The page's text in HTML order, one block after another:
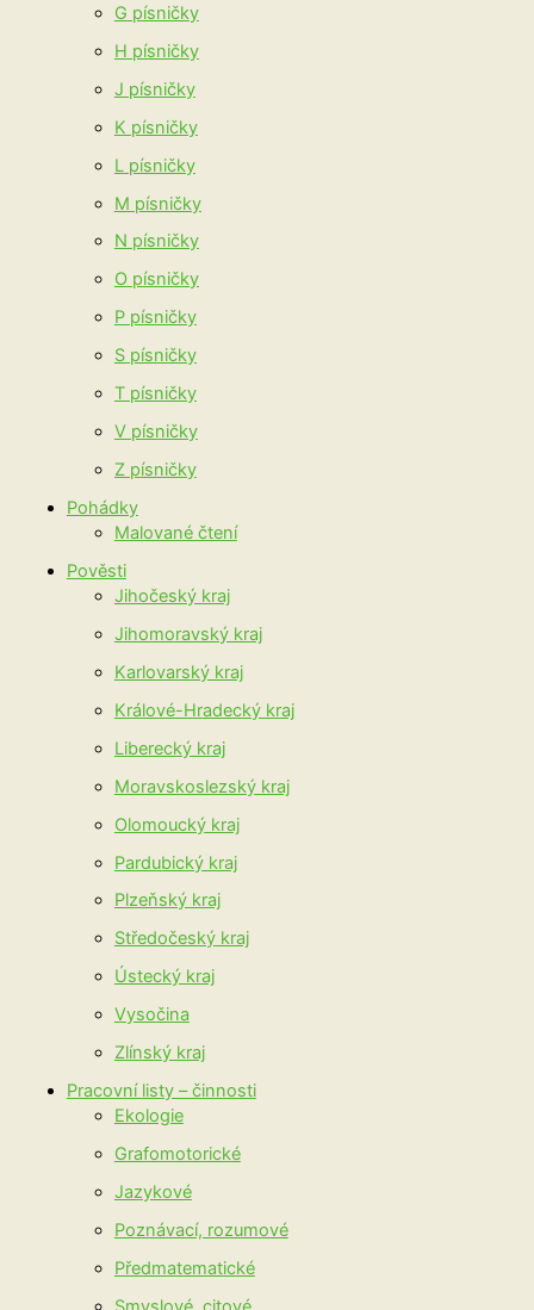
G písničky
H písničky
J písničky
K písničky
L písničky
M písničky
N písničky
O písničky
P písničky
S písničky
T písničky
V písničky
Z písničky
Pohádky
Malované čtení
Pověsti
Jihočeský kraj
Jihomoravský kraj
Karlovarský kraj
Králové-Hradecký kraj
Liberecký kraj
Moravskoslezský kraj
Olomoucký kraj
Pardubický kraj
Plzeňský kraj
Středočeský kraj
Ústecký kraj
Vysočina
Zlínský kraj
Pracovní listy – činnosti
Ekologie
Grafomotorické
Jazykové
Poznávací, rozumové
Předmatematické